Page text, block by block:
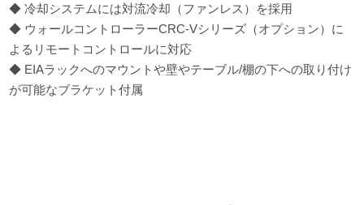
◆ 冷却システムには対流冷却（ファンレス）を採用
◆ ウォールコントローラーCRC-Vシリーズ（オプション）に
よるリモートコントロールに対応
◆ EIAラックへのマウントや壁やテーブル/棚の下への取り付け
が可能なブラケット付属